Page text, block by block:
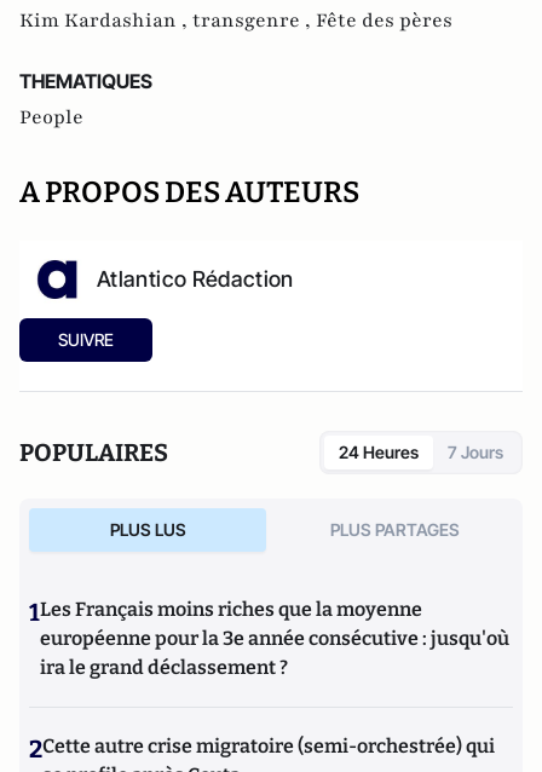
Kim Kardashian , transgenre , Fête des pères
THEMATIQUES
People
A PROPOS DES AUTEURS
Atlantico Rédaction
SUIVRE
POPULAIRES 24 Heures 7 Jours
PLUS LUS PLUS PARTAGES
1Les Français moins riches que la moyenne
européenne pour la 3e année consécutive : jusqu'où
ira le grand déclassement ?
2Cette autre crise migratoire (semi-orchestrée) qui